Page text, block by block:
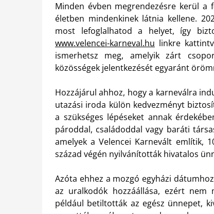
Minden évben megrendezésre kerül a
életben mindenkinek látnia kellene.
most lefoglalhatod a helyet, így
www.velencei-karneval.hu linkre
ismerhetsz meg, amelyik zárt
közösségek jelentkezését egyaránt
Hozzájárul ahhoz, hogy a karneválra
utazási iroda külön kedvezményt
a szükséges lépéseket annak
pároddal, családoddal vagy baráti
amelyek a Velencei Karnevált említik,
század végén nyilvánították hivatalos
Azóta ehhez a mozgó egyházi
az uralkodók hozzáállása, ezért nem
például betiltották az egész ünnepet,